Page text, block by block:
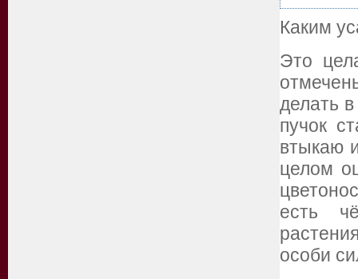
Каким
Это
делать
пучок
втыкаю
целом
есть
особи